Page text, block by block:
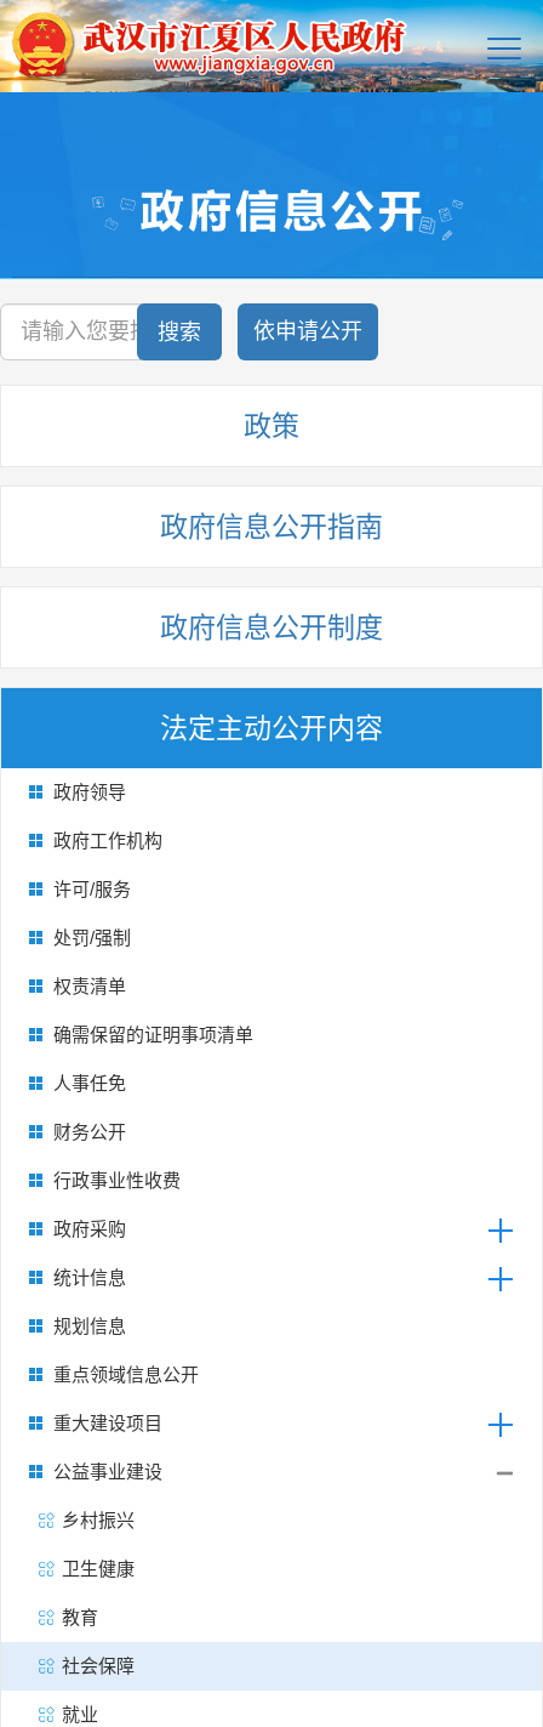
搜索 依申请公开
政策
政府信息公开指南
政府信息公开制度
法定主动公开内容
政府领导
政府工作机构
许可/服务
处罚/强制
权责清单
确需保留的证明事项清单
人事任免
财务公开
行政事业性收费
政府采购
统计信息
规划信息
重点领域信息公开
重大建设项目
公益事业建设
乡村振兴
卫生健康
教育
社会保障
就业